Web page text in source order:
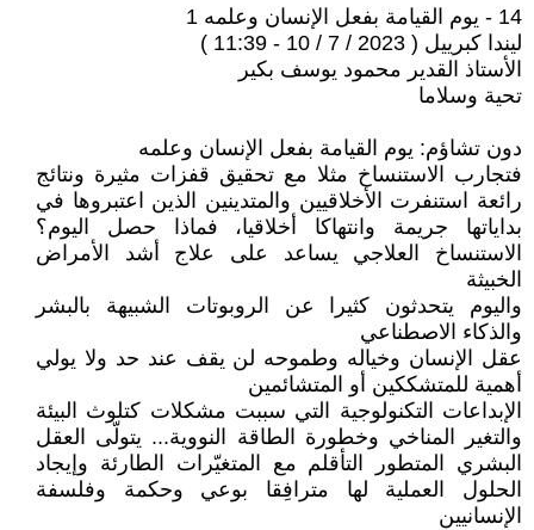
14 - يوم القيامة بفعل الإنسان وعلمه 1
ليندا كبرييل ( 2023 / 7 / 10 - 11:39 )
الأستاذ القدير محمود يوسف بكير
تحية وسلاما
دون تشاؤم: يوم القيامة بفعل الإنسان وعلمه
فتجارب الاستنساخ مثلا مع تحقيق قفزات مثيرة ونتائج
رائعة استنفرت الأخلاقيين والمتدينين الذين اعتبروها في
بداياتها جريمة وانتهاكا أخلاقيا، فماذا حصل اليوم؟
الاستنساخ العلاجي يساعد على علاج أشد الأمراض
الخبيثة
واليوم يتحدثون كثيرا عن الروبوتات الشبيهة بالبشر
والذكاء الاصطناعي
عقل الإنسان وخياله وطموحه لن يقف عند حد ولا يولي
أهمية للمتشككين أو المتشائمين
الإبداعات التكنولوجية التي سببت مشكلات كتلوث البيئة
والتغير المناخي وخطورة الطاقة النووية... يتولّى العقل
البشري المتطور التأقلم مع المتغيّرات الطارئة وإيجاد
الحلول العملية لها مترافِقا بوعي وحكمة وفلسفة
الإنسانيين